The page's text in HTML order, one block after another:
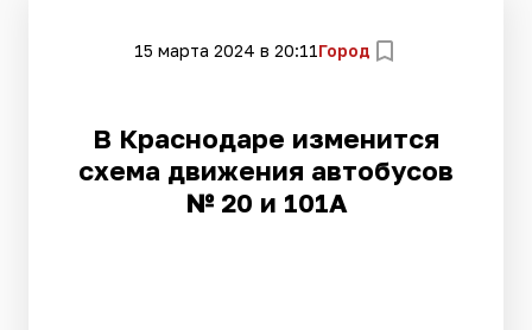
15 марта 2024 в 20:11Город
В Краснодаре изменится
схема движения автобусов
№ 20 и 101А